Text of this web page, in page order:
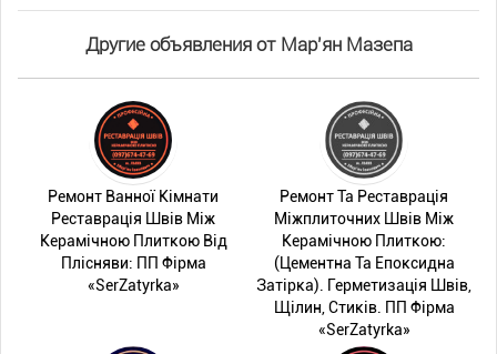
Другие объявления от Мар'ян Мазепа
Ремонт Ванної Кімнати
Реставрація Швів Між
Керамічною Плиткою Від
Плісняви: ПП Фірма
«SerZatyrka»
Ремонт Та Реставрація
Міжплиточних Швів Між
Керамічною Плиткою:
(Цементна Та Епоксидна
Затірка). Герметизація Швів,
Щілин, Стиків. ПП Фірма
«SerZatyrka»